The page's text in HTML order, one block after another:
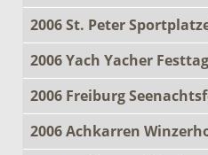
2006 St. Peter
2006 Yach Yacher
2006 Freiburg
2006 Achkarren